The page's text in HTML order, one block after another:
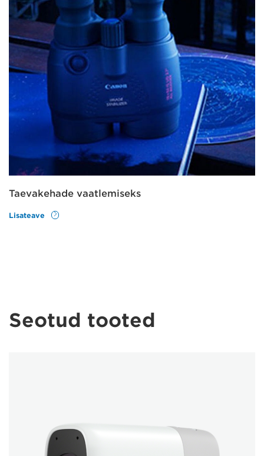
Taevakehade vaatlemiseks
Lisateave
Seotud tooted